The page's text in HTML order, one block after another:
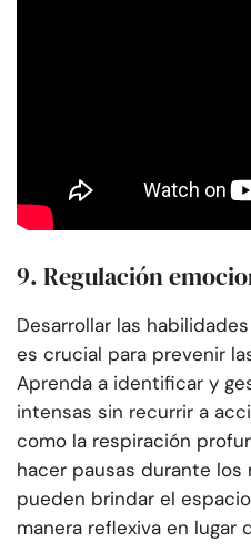
9. Regulación
Desarrollar las
es crucial para prevenir
Aprenda a identificar y
intensas sin recurrir a
como la respiración
hacer pausas durante
pueden brindar el
manera reflexiva en lugar